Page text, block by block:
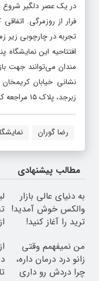
در یک عصر دلگیر شروع
فرار از روزمرگی.
تجربه در چارچوبی زیر
نشانی خیابان
زبرجد، پلاک ۱۵ مراجعه کنند.
رضا گوران
مطالب پیشنهادی
به دنیای عالی بازار
والکس خوش آمدید!
ترید را آغاز کنید!
من نمیفهمم وقتی
زانو درد درمان داره،
چرا دردش رو داری